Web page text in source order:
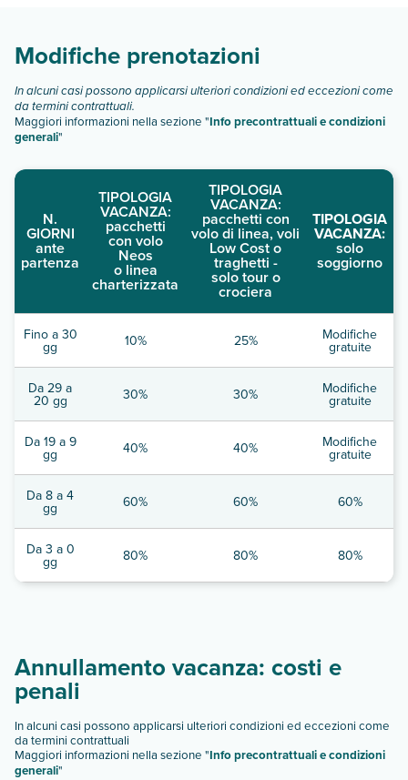
Modifiche prenotazioni
In alcuni casi possono applicarsi ulteriori condizioni ed eccezioni come
da termini contrattuali.
Maggiori informazioni nella sezione "Info precontrattuali e condizioni
generali"
N.
GIORNI
ante
partenza
TIPOLOGIA
VACANZA:
pacchetti
con volo
Neos
o linea
charterizzata
TIPOLOGIA
VACANZA:
pacchetti con
volo di linea, voli
Low Cost o
traghetti -
solo tour o
crociera
TIPOLOGIA
VACANZA:
solo
soggiorno
Fino a 30
gg 10% 25% Modifiche
gratuite
Da 29 a
20 gg 30% 30% Modifiche
gratuite
Da 19 a 9
gg 40% 40% Modifiche
gratuite
Da 8 a 4
gg 60% 60% 60%
Da 3 a 0
gg 80% 80% 80%
Annullamento vacanza: costi e
penali
In alcuni casi possono applicarsi ulteriori condizioni ed eccezioni come
da termini contrattuali
Maggiori informazioni nella sezione "Info precontrattuali e condizioni
generali"